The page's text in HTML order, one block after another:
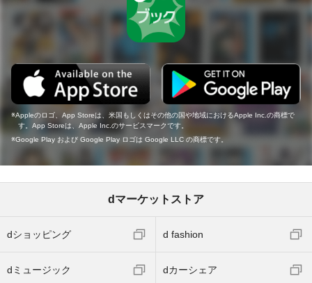
Appleのロゴ、App Storeは、米国もしくはその他の国や地域におけるApple Inc.の商標で
す。App Storeは、Apple Inc.のサービスマークです。
Google Play および Google Play ロゴは Google LLC の商標です。
dマーケットストア
dショッピング d fashion
dミュージック dカーシェア